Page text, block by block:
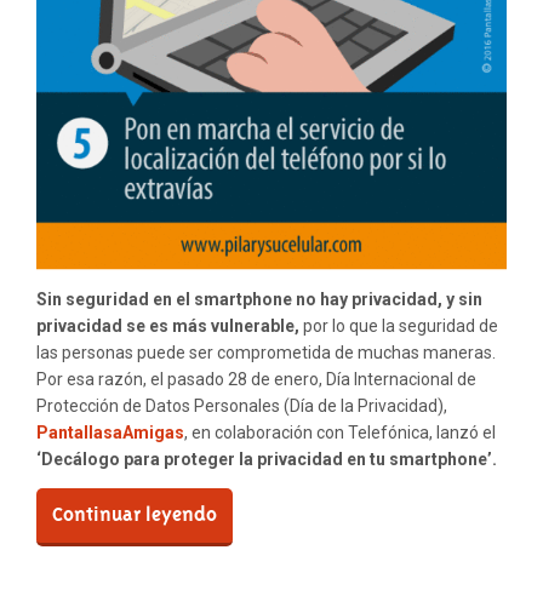
Sin seguridad en el smartphone no hay privacidad, y sin
privacidad se es más vulnerable, por lo que la seguridad de
las personas puede ser comprometida de muchas maneras.
Por esa razón, el pasado 28 de enero, Día Internacional de
Protección de Datos Personales (Día de la Privacidad),
PantallasaAmigas, en colaboración con Telefónica, lanzó el
‘Decálogo para proteger la privacidad en tu smartphone’.
Continuar leyendo